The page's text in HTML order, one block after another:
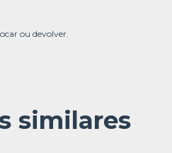
ou devolver.
similares